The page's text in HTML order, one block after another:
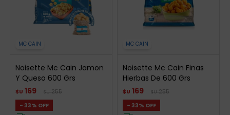
MC CAIN
Noisette Mc Cain Jamon
Y Queso 600 Grs
$U 169 $U 255
33
MC CAIN
Noisette Mc Cain Finas
Hierbas De 600 Grs
$U 169 $U 255
33